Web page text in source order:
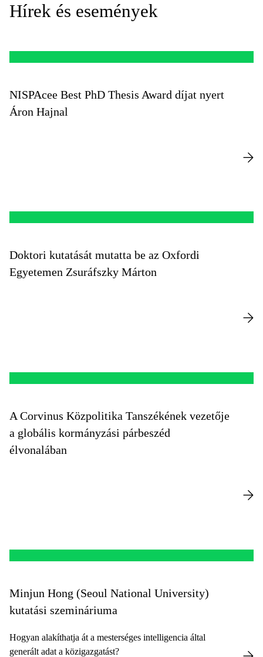
Hírek és események
NISPAcee Best PhD Thesis Award díjat nyert
Áron Hajnal
Doktori kutatását mutatta be az Oxfordi
Egyetemen Zsuráfszky Márton
A Corvinus Közpolitika Tanszékének vezetője
a globális kormányzási párbeszéd
élvonalában
Minjun Hong (Seoul National University)
kutatási szemináriuma
Hogyan alakíthatja át a mesterséges intelligencia által
generált adat a közigazgatást?